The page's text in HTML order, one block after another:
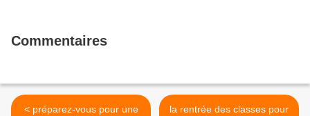
Commentaires
< préparez-vous pour une
la rentrée des classes pour